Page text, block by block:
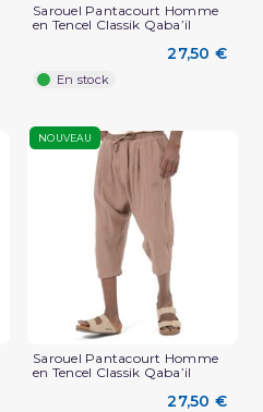
Sarouel Pantacourt Homme
en Tencel Classik Qaba’il
27,50 €
En stock
NOUVEAU
Sarouel Pantacourt Homme
en Tencel Classik Qaba’il
27,50 €